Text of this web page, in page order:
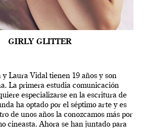
GIRLY GLITTER
Laura Vidal tienen 19 años y son
La primera estudia comunicación
especializarse en la escritura de
ha optado por el séptimo arte y es
de unos años la conozcamos más por
cineasta. Ahora se han juntado para